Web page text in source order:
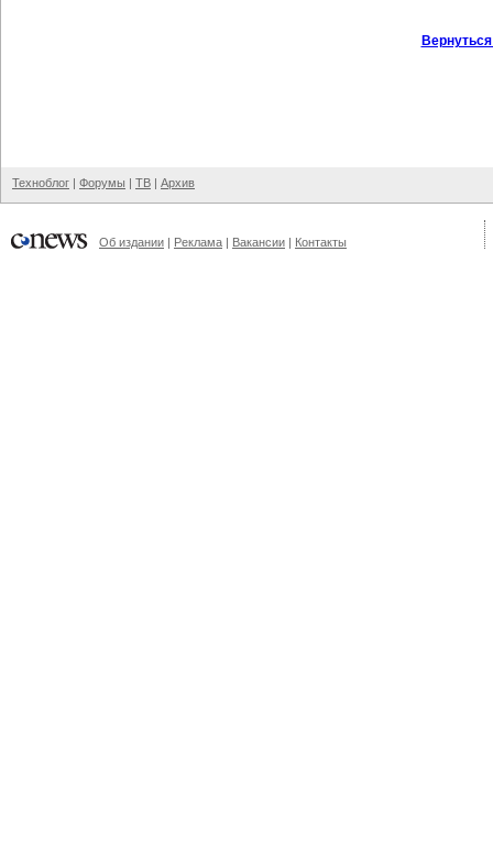
Техноблог | Форумы | ТВ | Архив
Об издании | Реклама | Вакансии | Контакты